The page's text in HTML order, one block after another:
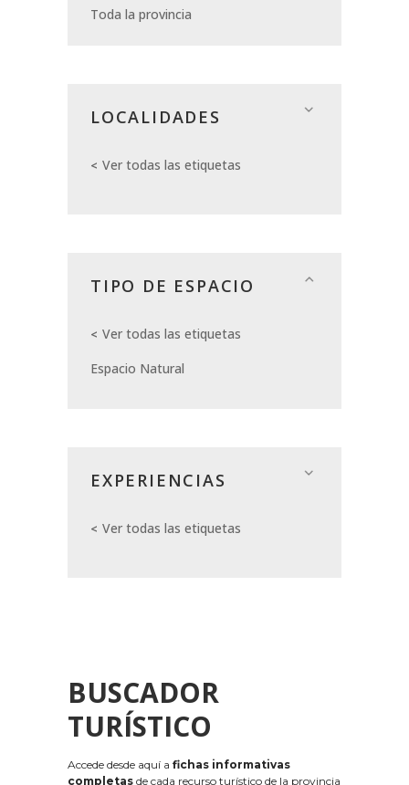
Toda la provincia
LOCALIDADES
Ver todas las etiquetas
TIPO DE ESPACIO
Ver todas las etiquetas
Espacio Natural
EXPERIENCIAS
Ver todas las etiquetas
BUSCADOR
TURÍSTICO
Accede desde aquí a fichas informativas
completas de cada recurso turístico de la provincia